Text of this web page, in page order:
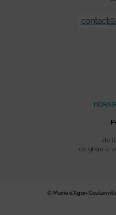
du
de 9h00 à
© Mairie d'Agon-